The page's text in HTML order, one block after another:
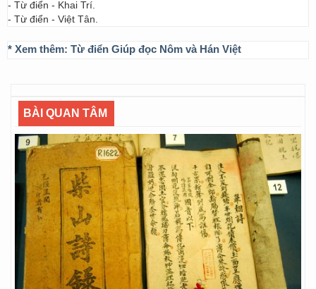
- Từ điển - Khai Trí.
- Từ điển - Việt Tân.
* Xem thêm: Từ điển Giúp đọc Nôm và Hán Việt
BÀI QUAN TÂM